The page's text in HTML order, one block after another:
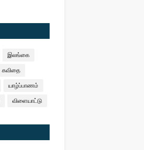
இலங்கை
கவிதை
யாழ்ப்பாணம்
விளையாட்டு